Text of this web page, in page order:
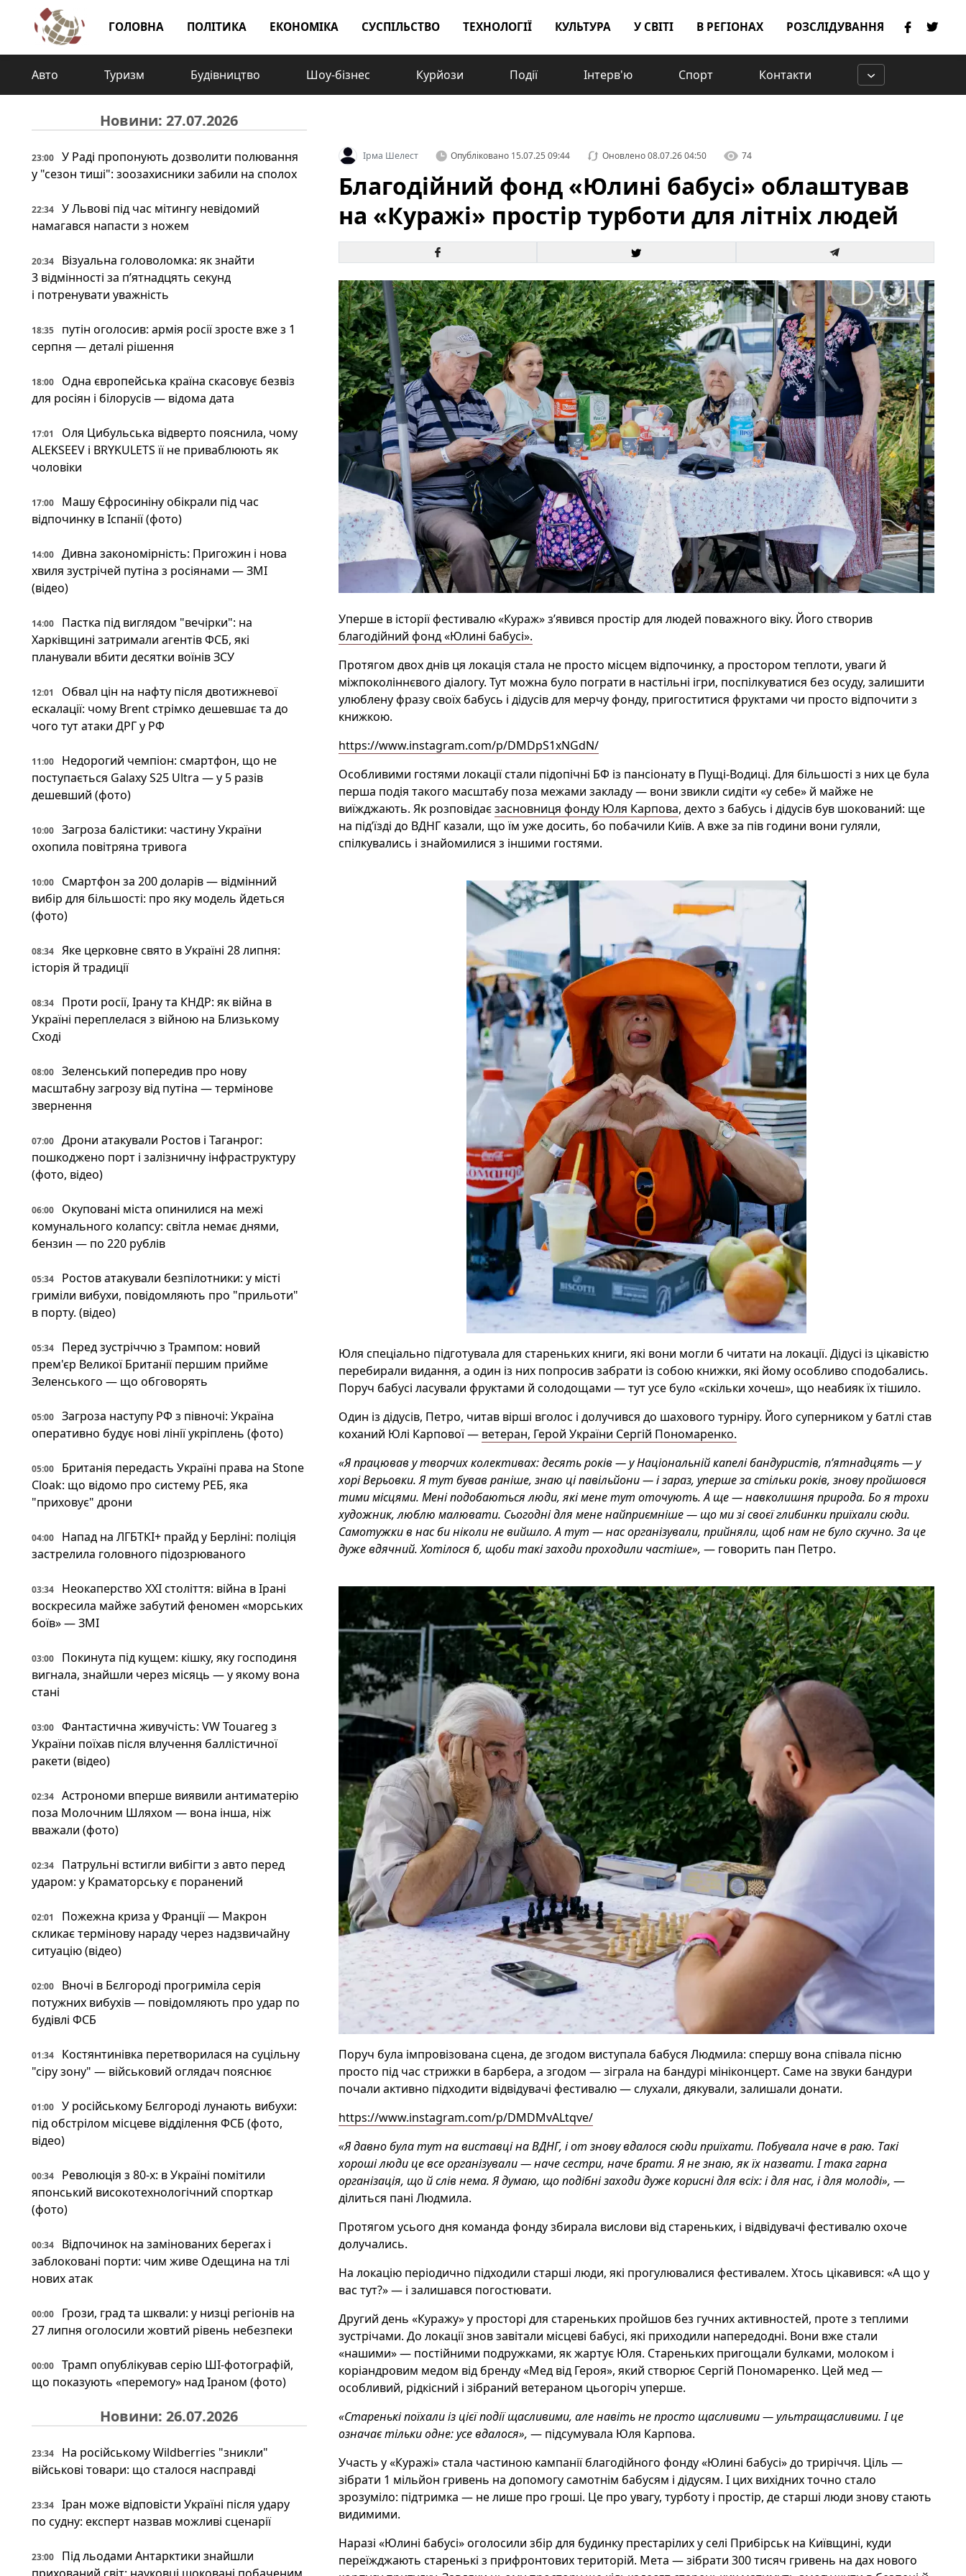
ГОЛОВНА ПОЛІТИКА ЕКОНОМІКА СУСПІЛЬСТВО ТЕХНОЛОГІЇ КУЛЬТУРА У СВІТІ В РЕГІОНАХ РОЗСЛІДУВАННЯ
Авто Туризм Будівництво Шоу-бізнес Курйози Події Інтерв'ю Спорт Контакти
Новини: 27.07.2026
23:00
У Раді пропонують дозволити полювання
у "сезон тиші": зоозахисники забили на сполох
22:34
У Львові під час мітингу невідомий
намагався напасти з ножем
20:34
Візуальна головоломка: як знайти
3 відмінності за п’ятнадцять секунд
і потренувати уважність
18:35
путін оголосив: армія росії зросте вже з 1
серпня — деталі рішення
18:00
Одна європейська країна скасовує безвіз
для росіян і білорусів — відома дата
17:01
Оля Цибульська відверто пояснила, чому
ALEKSEEV і BRYKULETS її не приваблюють як
чоловіки
17:00
Машу Єфросиніну обікрали під час
відпочинку в Іспанії (фото)
14:00
Дивна закономірність: Пригожин і нова
хвиля зустрічей путіна з росіянами — ЗМІ
(відео)
14:00
Пастка під виглядом "вечірки": на
Харківщині затримали агентів ФСБ, які
планували вбити десятки воїнів ЗСУ
12:01
Обвал цін на нафту після двотижневої
ескалації: чому Brent стрімко дешевшає та до
чого тут атаки ДРГ у РФ
11:00
Недорогий чемпіон: смартфон, що не
поступається Galaxy S25 Ultra — у 5 разів
дешевший (фото)
10:00
Загроза балістики: частину України
охопила повітряна тривога
10:00
Смартфон за 200 доларів — відмінний
вибір для більшості: про яку модель йдеться
(фото)
08:34
Яке церковне свято в Україні 28 липня:
історія й традиції
08:34
Проти росії, Ірану та КНДР: як війна в
Україні переплелася з війною на Близькому
Сході
08:00
Зеленський попередив про нову
масштабну загрозу від путіна — термінове
звернення
07:00
Дрони атакували Ростов і Таганрог:
пошкоджено порт і залізничну інфраструктуру
(фото, відео)
06:00
Окуповані міста опинилися на межі
комунального колапсу: світла немає днями,
бензин — по 220 рублів
05:34
Ростов атакували безпілотники: у місті
гриміли вибухи, повідомляють про "прильоти"
в порту. (відео)
05:34
Перед зустріччю з Трампом: новий
прем'єр Великої Британії першим прийме
Зеленського — що обговорять
05:00
Загроза наступу РФ з півночі: Україна
оперативно будує нові лінії укріплень (фото)
05:00
Британія передасть Україні права на Stone
Cloak: що відомо про систему РЕБ, яка
"приховує" дрони
04:00
Напад на ЛГБТКІ+ прайд у Берліні: поліція
застрелила головного підозрюваного
03:34
Неокаперство XXI століття: війна в Ірані
воскресила майже забутий феномен «морських
боїв» — ЗМІ
03:00
Покинута під кущем: кішку, яку господиня
вигнала, знайшли через місяць — у якому вона
стані
03:00
Фантастична живучість: VW Touareg з
України поїхав після влучення баллістичної
ракети (відео)
02:34
Астрономи вперше виявили антиматерію
поза Молочним Шляхом — вона інша, ніж
вважали (фото)
02:34
Патрульні встигли вибігти з авто перед
ударом: у Краматорську є поранений
02:01
Пожежна криза у Франції — Макрон
скликає термінову нараду через надзвичайну
ситуацію (відео)
02:00
Вночі в Бєлгороді прогриміла серія
потужних вибухів — повідомляють про удар по
будівлі ФСБ
01:34
Костянтинівка перетворилася на суцільну
"сіру зону" — військовий оглядач пояснює
01:00
У російському Бєлгороді лунають вибухи:
під обстрілом місцеве відділення ФСБ (фото,
відео)
00:34
Революція з 80-х: в Україні помітили
японський високотехнологічний спорткар
(фото)
00:34
Відпочинок на замінованих берегах і
заблоковані порти: чим живе Одещина на тлі
нових атак
00:00
Грози, град та шквали: у низці регіонів на
27 липня оголосили жовтий рівень небезпеки
00:00
Трамп опублікував серію ШІ-фотографій,
що показують «перемогу» над Іраном (фото)
Новини: 26.07.2026
23:34
На російському Wildberries "зникли"
військові товари: що сталося насправді
23:34
Іран може відповісти Україні після удару
по судну: експерт назвав можливі сценарії
23:00
Під льодами Антарктики знайшли
Ірма Шелест Опубліковано15.07.25 09:44 Оновлено08.07.26 04:50 74
Благодійний фонд «Юлині бабусі» облаштував
на «Куражі» простір турботи для літніх людей
Уперше в історії фестивалю «Кураж» з’явився простір для людей поважного віку. Його створив
благодійний фонд «Юлині бабусі».
Протягом двох днів ця локація стала не просто місцем відпочинку, а простором теплоти, уваги й
міжпоколіннєвого діалогу. Тут можна було пограти в настільні ігри, поспілкуватися без осуду, залишити
улюблену фразу своїх бабусь і дідусів для мерчу фонду, пригоститися фруктами чи просто відпочити з
книжкою.
https://www.instagram.com/p/DMDpS1xNGdN/
Особливими гостями локаціїстали підопічні БФ із пансіонату в Пущі-Водиці. Для більшості з них це була
перша подія такого масштабу поза межами закладу — вони звикли сидіти «у себе» й майже не
виїжджають. Як розповідаєзасновниця фонду Юля Карпова, дехто з бабусь і дідусів був шокований: ще
на під’їзді до ВДНГ казали, що їм уже досить, бо побачили Київ. А вже за пів години вони гуляли,
спілкувались і знайомилися з іншими гостями.
Юля спеціально підготувала для стареньких книги, які вони могли б читати на локації. Дідусі із цікавістю
перебирали видання, а один із них попросив забрати із собою книжки, які йому особливо сподобались.
Поруч бабусі ласували фруктами й солодощами — тут усе було «скільки хочеш», що неабиякїхтішило.
Один із дідусів, Петро, читав вірші вголос і долучився до шахового турніру. Його суперником у батлі став
коханий Юлі Карпової — ветеран, Герой України Сергій Пономаренко.
«Я працював у творчих колективах: десять років — у Національній капелі бандуристів, п’ятнадцять — у
хорі Верьовки. Я тут бував раніше, знаю ці павільйони — і зараз, уперше за стільки років, знову пройшовся
тими місцями. Мені подобаються люди, які мене тут оточують. А ще — навколишня природа. Бо я трохи
художник, люблю малювати. Сьогодні для мене найприємніше — що ми зі своєї глибинки приїхали сюди.
Самотужки в нас би ніколи не вийшло. А тут — нас організували, прийняли, щоб нам не було скучно. За це
дуже вдячний. Хотілося б, щоби такі заходи проходили частіше», — говорить пан Петро.
Поруч була імпровізована сцена, де згодом виступала бабуся Людмила: спершу вона співала пісню
просто під час стрижки в барбера, а згодом — зіграла на бандурі мініконцерт. Саме на звуки бандури
почали активно підходити відвідувачі фестивалю — слухали, дякували, залишали донати.
https://www.instagram.com/p/DMDMvALtqve/
«Я давно була тут на виставці на ВДНГ, і от знову вдалося сюди приїхати. Побувала наче в раю. Такі
хороші люди це все організували — наче сестри, наче брати. Я не знаю, як їх назвати. І така гарна
організація, що й слів нема. Я думаю, що подібні заходи дуже корисні для всіх: і для нас, і для молоді», —
ділиться пані Людмила.
Протягом усього дня команда фонду збирала вислови від стареньких, і відвідувачі фестивалю охоче
долучались.
На локацію періодично підходили старші люди, які прогулювалися фестивалем. Хтось цікавився: «А що у
вас тут?» — і залишався погостювати.
Другий день «Куражу» у просторі для стареньких пройшов без гучних активностей, проте з теплими
зустрічами. До локації знов завітали місцеві бабусі, які приходили напередодні. Вони вжестали
«нашими» — постійними подружками, як жартує Юля. Стареньких пригощали булками, молоком і
коріандровим медом від бренду «Мед від Героя», який створює Сергій Пономаренко. Цей мед —
особливий, рідкісний і зібраний ветераном цьогоріч уперше.
«Старенькі поїхали із цієї події щасливими, але навітьне просто щасливими — ультращасливими. І це
означає тільки одне: усе вдалося», — підсумувала Юля Карпова.
Участь у «Куражі» стала частиною кампанії благодійного фонду «Юлині бабусі» до триріччя. Ціль —
зібрати 1 мільйон гривень на допомогу самотнім бабусям і дідусям. І цих вихідних точно стало
зрозуміло: підтримка — не лише про гроші. Це про увагу, турботу і простір, де старші люди знову стають
видимими.
Наразі «Юлині бабусі» оголосили збір для будинку престарілих у селі Прибірськ на Київщині, куди
переїжджають старенькі з прифронтових територій. Мета — зібрати 300 тисяч гривень на дах нового